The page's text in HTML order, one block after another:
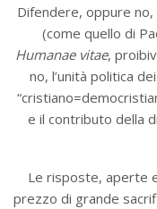
Difendere, oppure
(come quello di
Humanae vitae,
no, l’unità politica
e il contributo della
Le risposte, aperte
prezzo di grande